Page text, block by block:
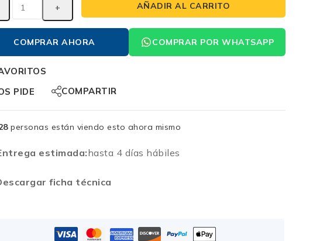
AÑADIR AL CARRITO
COMPRAR AHORA COMPRAR POR WHATSAPP
PIDE
COMPARTIR
personas están viendo esto ahora mismo
estimada:hasta 4 días hábiles
ficha técnica